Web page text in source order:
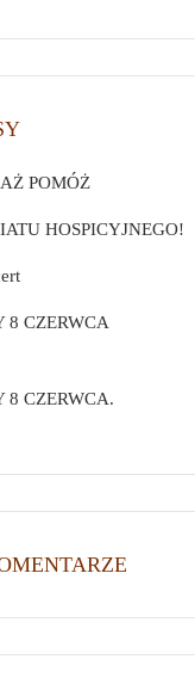
POMÓŻ
HOSPICYJNEGO!
CZERWCA
CZERWCA.